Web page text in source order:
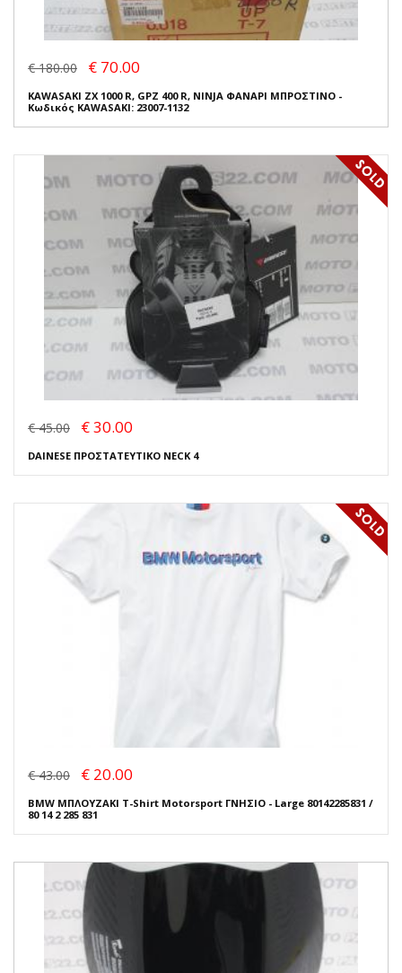
€ 180.00 € 70.00
KAWASAKI ZX 1000 R, GPZ 400 R, NINJA ΦΑΝΑΡΙ ΜΠΡΟΣΤΙΝΟ -
Κωδικός KAWASAKI: 23007-1132
€ 45.00 € 30.00
DAINESE ΠΡΟΣΤΑΤΕΥΤΙΚΟ NECK 4
€ 43.00 € 20.00
BMW ΜΠΛΟΥΖΑΚΙ T-Shirt Motorsport ΓΝΗΣΙΟ - Large 80142285831 /
80 14 2 285 831